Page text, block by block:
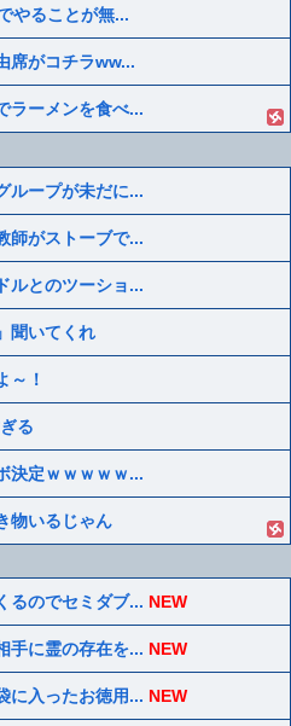
やることが無...
席がコチラww...
ラーメンを食べ...
ループが未だに...
師がストーブで...
ルとのツーショ...
聞いてくれ
～！
る
決定ｗｗｗｗｗ...
物いるじゃん
るのでセミダブ... NEW
手に霊の存在を... NEW
に入ったお徳用... NEW